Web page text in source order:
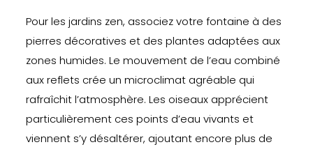
Pour les jardins zen, associez votre fontaine à des
pierres décoratives et des plantes adaptées aux
zones humides. Le mouvement de l’eau combiné
aux reflets crée un microclimat agréable qui
rafraîchit l’atmosphère. Les oiseaux apprécient
particulièrement ces points d’eau vivants et
viennent s’y désaltérer, ajoutant encore plus de